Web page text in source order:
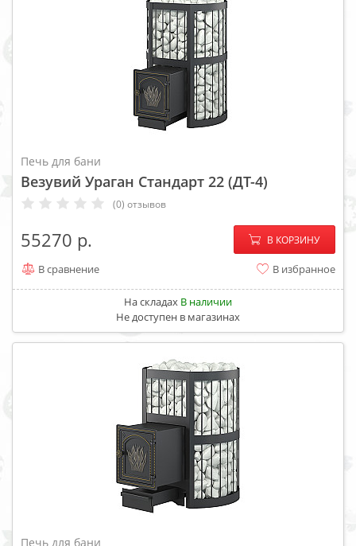
Печь для бани
Везувий Ураган Стандарт 22 (ДТ-4)
(0) отзывов
55270 − +
В КОРЗИНУ
В сравнение В избранное
На складах В наличии
Не доступен в магазинах
Печь для бани